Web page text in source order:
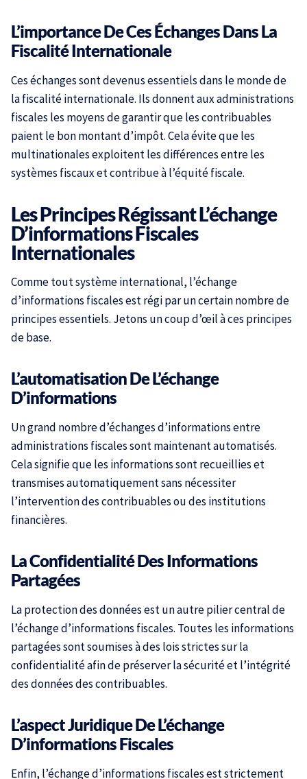
L’importance De Ces Échanges Dans La
Fiscalité Internationale
Ces échanges sont devenus essentiels dans le monde de
la fiscalité internationale. Ils donnent aux administrations
fiscales les moyens de garantir que les contribuables
paient le bon montant d’impôt. Cela évite que les
multinationales exploitent les différences entre les
systèmes fiscaux et contribue à l’équité fiscale.
Les Principes Régissant L’échange
D’informations Fiscales
Internationales
Comme tout système international, l’échange
d’informations fiscales est régi par un certain nombre de
principes essentiels. Jetons un coup d’œil à ces principes
de base.
L’automatisation De L’échange
D’informations
Un grand nombre d’échanges d’informations entre
administrations fiscales sont maintenant automatisés.
Cela signifie que les informations sont recueillies et
transmises automatiquement sans nécessiter
l’intervention des contribuables ou des institutions
financières.
La Confidentialité Des Informations
Partagées
La protection des données est un autre pilier central de
l’échange d’informations fiscales. Toutes les informations
partagées sont soumises à des lois strictes sur la
confidentialité afin de préserver la sécurité et l’intégrité
des données des contribuables.
L’aspect Juridique De L’échange
D’informations Fiscales
Enfin, l’échange d’informations fiscales est strictement